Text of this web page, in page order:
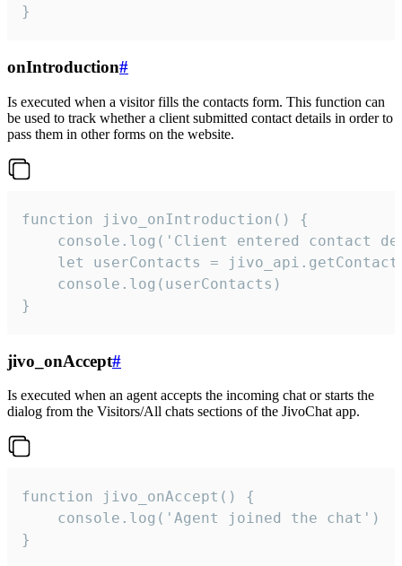
}
onIntroduction#
Is executed when a visitor fills the contacts form. This function can
be used to track whether a client submitted contact details in order to
pass them in other forms on the website.
function jivo_onIntroduction() {
console.log('Client entered contact
let userContacts =
    console.log(userContacts)
}
jivo_onAccept#
Is executed when an agent accepts the incoming chat or starts the
dialog from the Visitors/All chats sections of the JivoChat app.
function jivo_onAccept() {
}